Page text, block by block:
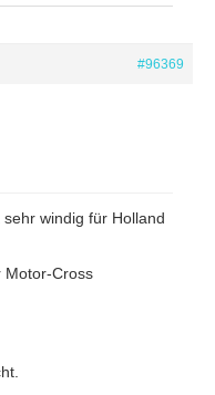
#96369
windig für Holland
Motor-Cross